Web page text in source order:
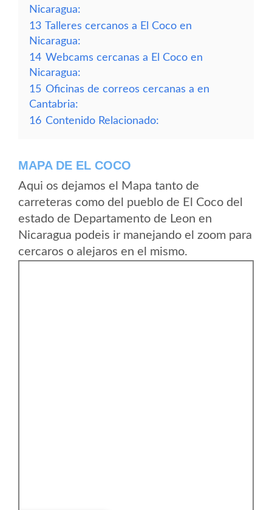
Nicaragua:
13 Talleres cercanos a El Coco en
Nicaragua:
14 Webcams cercanas a El Coco en
Nicaragua:
15 Oficinas de correos cercanas a en
Cantabria:
16 Contenido Relacionado:
MAPA DE EL COCO
Aqui os dejamos el Mapa tanto de
carreteras como del pueblo de El Coco del
estado de Departamento de Leon en
Nicaragua podeis ir manejando el zoom para
cercaros o alejaros en el mismo.